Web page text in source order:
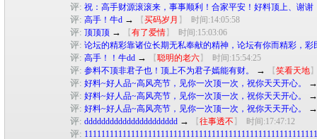
评: 祝：高手财源滚滚来，事事顺利！合家平安！好料顶上、谢谢
评: 高手！牛d → 【买码岁月 】 时间:14:05:58
评: 顶顶顶 → 【有了爱情】 时间:15:03:06
评: 论坛的精彩靠诸位长期无私奉献的精神，论坛有你而精彩，彩
评: 高手！！牛dd → 【聪明的老六】 时间:15:54:25
评: 参料不顶非君子也！顶上不为君子嫣能有财。 → 【笑看天地
评: 好料~好人品~高风亮节，见你一次顶一次，祝你天天开心。
评: 好料~好人品~高风亮节，见你一次顶一次，祝你天天开心。
评: 好料~好人品~高风亮节，见你一次顶一次，祝你天天开心。
评: dddddddddddddddddddddd → 【往事透不 】 时间:17:47:12
评: